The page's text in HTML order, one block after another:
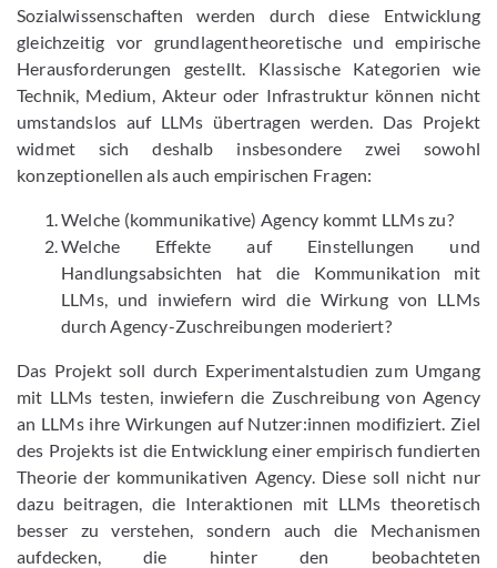
Sozialwissenschaften werden durch diese Entwicklung
gleichzeitig vor grundlagentheoretische und empirische
Herausforderungen gestellt. Klassische Kategorien wie
Technik, Medium, Akteur oder Infrastruktur können nicht
umstandslos auf LLMs übertragen werden. Das Projekt
widmet sich deshalb insbesondere zwei sowohl
konzeptionellen als auch empirischen Fragen:
Welche (kommunikative) Agency kommt LLMs zu?
Welche Effekte auf Einstellungen und
Handlungsabsichten hat die Kommunikation mit
LLMs, und inwiefern wird die Wirkung von LLMs
durch Agency-Zuschreibungen moderiert?
Das Projekt soll durch Experimentalstudien zum Umgang
mit LLMs testen, inwiefern die Zuschreibung von Agency
an LLMs ihre Wirkungen auf Nutzer:innen modifiziert. Ziel
des Projekts ist die Entwicklung einer empirisch fundierten
Theorie der kommunikativen Agency. Diese soll nicht nur
dazu beitragen, die Interaktionen mit LLMs theoretisch
besser zu verstehen, sondern auch die Mechanismen
aufdecken, die hinter den beobachteten